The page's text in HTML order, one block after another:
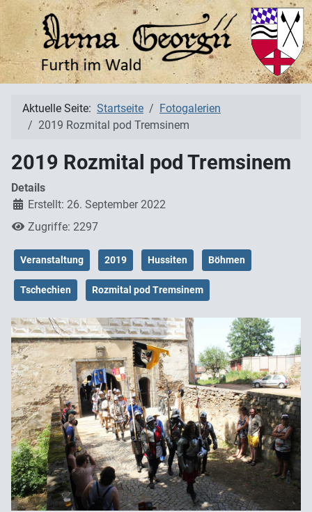
Aktuelle Seite: Startseite
Fotogalerien
2019 Rozmital pod Tremsinem
2019 Rozmital pod Tremsinem
Details
Erstellt: 26. September 2022
Zugriffe: 2297
Veranstaltung 2019 Hussiten Böhmen
Tschechien Rozmital pod Tremsinem